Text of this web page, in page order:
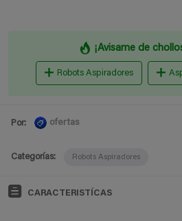
¡Avisame de
Robots Aspiradores
Por: ofertas
Categorías: Robots Aspiradores
CARACTERISTÍCAS